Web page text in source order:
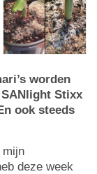
worden
Stixx
ook steeds
mijn
deze week